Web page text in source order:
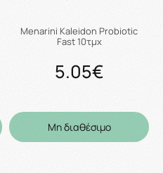
Menarini Kaleidon Probiotic
Fast 10τμχ
5.05€
Μη διαθέσιμο